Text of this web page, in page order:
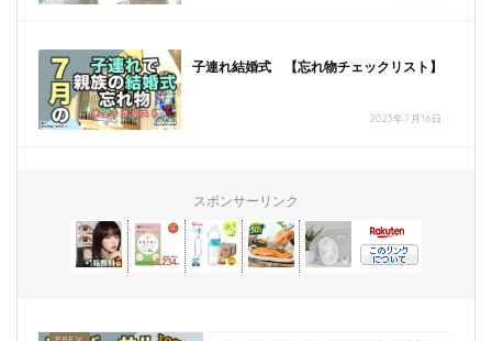
子連れ結婚式 【忘れ物チェックリスト】
2023年7月16日
スポンサーリンク